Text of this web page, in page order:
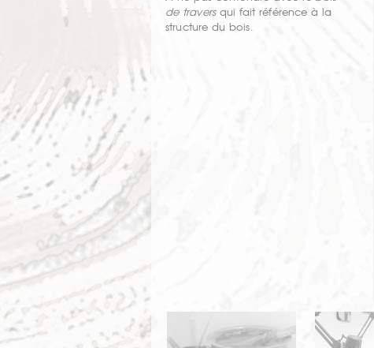
de traversqui fait référence à la
structure du bois.